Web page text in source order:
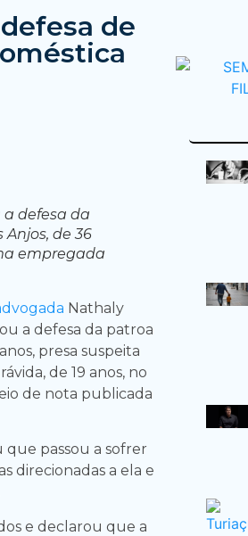
de
defesa da
de 36
empregada
Nathaly
a defesa da patroa
presa suspeita
de 19 anos, no
de nota publicada
que passou a sofrer
direcionadas a ela e
e declarou que a